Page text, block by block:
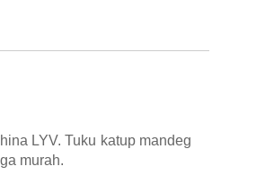
LYV. Tuku katup mandeg
murah.